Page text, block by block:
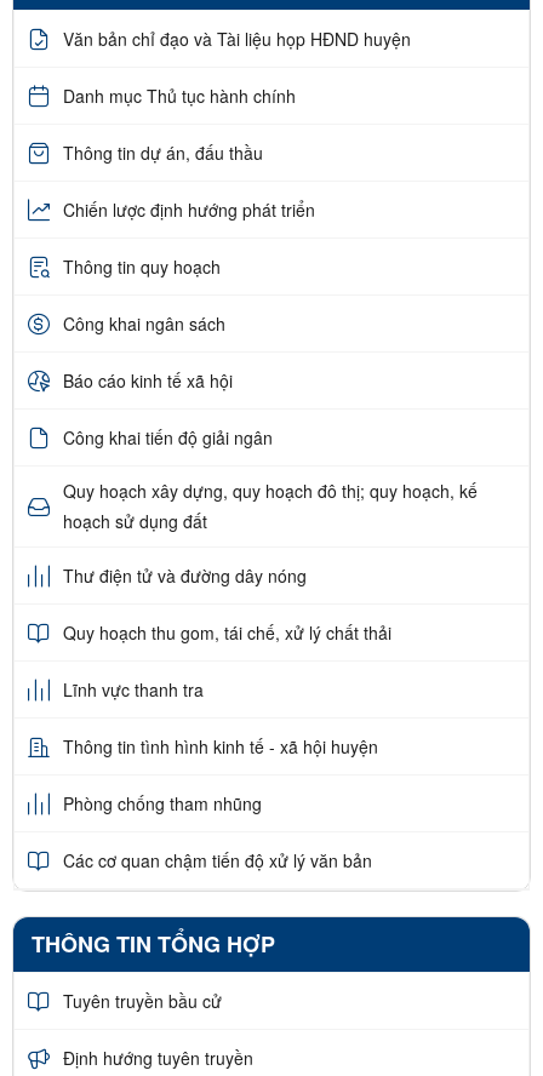
Văn bản chỉ đạo và Tài liệu họp HĐND huyện
Danh mục Thủ tục hành chính
Thông tin dự án, đấu thầu
Chiến lược định hướng phát triển
Thông tin quy hoạch
Công khai ngân sách
Báo cáo kinh tế xã hội
Công khai tiến độ giải ngân
Quy hoạch xây dựng, quy hoạch đô thị; quy hoạch, kế
hoạch sử dụng đất
Thư điện tử và đường dây nóng
Quy hoạch thu gom, tái chế, xử lý chất thải
Lĩnh vực thanh tra
Thông tin tình hình kinh tế - xã hội huyện
Phòng chống tham nhũng
Các cơ quan chậm tiến độ xử lý văn bản
THÔNG TIN TỔNG HỢP
Tuyên truyền bầu cử
Định hướng tuyên truyền